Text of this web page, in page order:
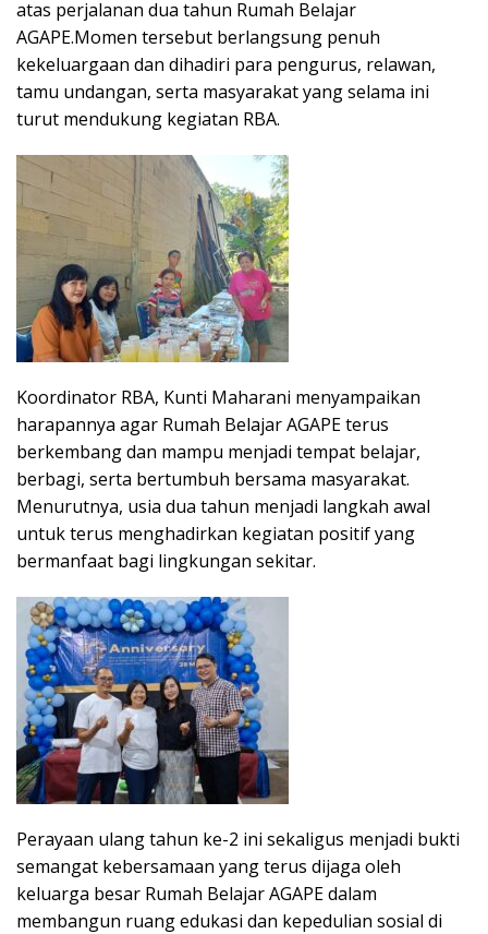
atas perjalanan dua tahun Rumah Belajar
AGAPE.Momen tersebut berlangsung penuh
kekeluargaan dan dihadiri para pengurus, relawan,
tamu undangan, serta masyarakat yang selama ini
turut mendukung kegiatan RBA.
Koordinator RBA, Kunti Maharani menyampaikan
harapannya agar Rumah Belajar AGAPE terus
berkembang dan mampu menjadi tempat belajar,
berbagi, serta bertumbuh bersama masyarakat.
Menurutnya, usia dua tahun menjadi langkah awal
untuk terus menghadirkan kegiatan positif yang
bermanfaat bagi lingkungan sekitar.
Perayaan ulang tahun ke-2 ini sekaligus menjadi bukti
semangat kebersamaan yang terus dijaga oleh
keluarga besar Rumah Belajar AGAPE dalam
membangun ruang edukasi dan kepedulian sosial di